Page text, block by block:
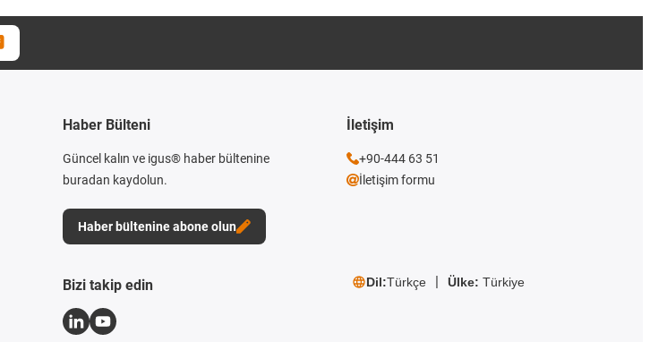
Haber Bülteni
Güncel kalın ve igus® haber bültenine
buradan kaydolun.
Haber bültenine abone olun
İletişim
+90-444 63 51
İletişim formu
Bizi takip edin Dil:Türkçe Ülke: Türkiye